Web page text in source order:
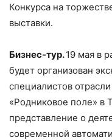
Конкурса на
выставки.
Бизнес-тур.19 мая в
будет организован
специалистов
«Родниковое поле» в
представление о
современной